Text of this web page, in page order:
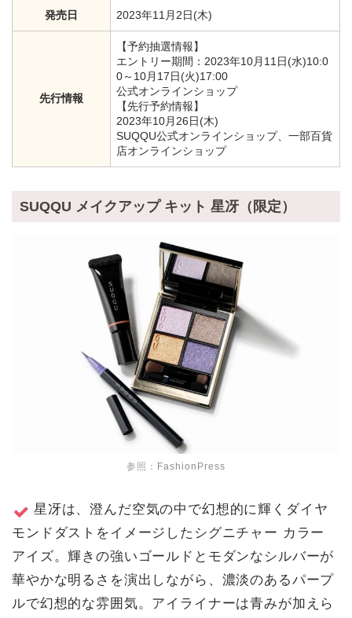
発売日 2023年11月2日(木)
先行情報
【予約抽選情報】
エントリー期間：2023年10月11日(水)10:0
0～10月17日(火)17:00
公式オンラインショップ
【先行予約情報】
2023年10月26日(木)
SUQQU公式オンラインショップ、一部百貨
店オンラインショップ
SUQQU メイクアップ キット 星冴（限定）
参照： FashionPress
星冴は、澄んだ空気の中で幻想的に輝くダイヤ
モンドダストをイメージしたシグニチャー カラー
アイズ。輝きの強いゴールドとモダンなシルバーが
華やかな明るさを演出しながら、濃淡のあるパープ
ルで幻想的な雰囲気。アイライナーは青みが加えら